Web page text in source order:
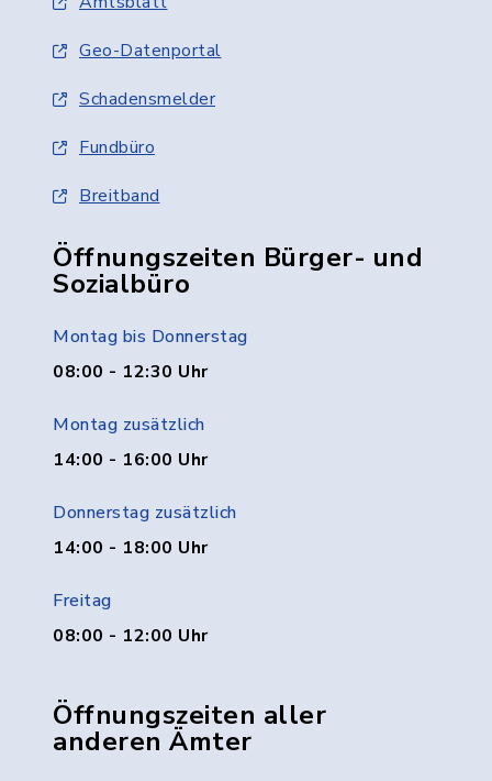
Geo-Datenportal
Schadensmelder
Fundbüro
Breitband
Öffnungszeiten Bürger- und
Sozialbüro
Montag bis Donnerstag
08:00 - 12:30 Uhr
Montag zusätzlich
14:00 - 16:00 Uhr
Donnerstag zusätzlich
14:00 - 18:00 Uhr
Freitag
08:00 - 12:00 Uhr
Öffnungszeiten aller
anderen Ämter